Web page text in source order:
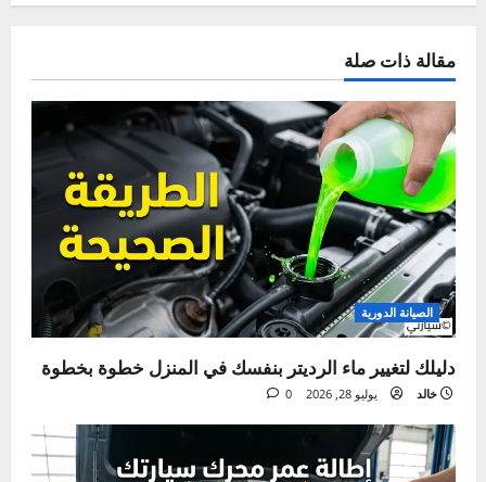
ميكانيكي سيارات بخبرة تزيد عن 20 عاماً، وشغوف
بكل ما يتعلق بعالم المحركات. أسست "سيارتي"
لأشاركك خبرتي العملية، وأساعدك على فهم لغة
سيارتك وحل مشاكلها بنفسك لتوفير وقتك ومالك.
هدفي هو جعل صيانة السيارات أمراً سهلاً ومفهوماً
للجميع.
زيارة الموقع عرض كل المقالات
Tags: كاتم الصوت في السيارة كاتم صوت السيارة